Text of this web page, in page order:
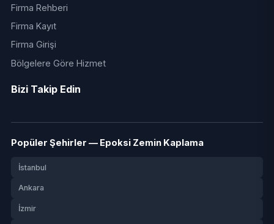
Firma Rehberi
Firma Kayıt
Firma Girişi
Bölgelere Göre Hizmet
Bizi Takip Edin
Popüler Şehirler — Epoksi Zemin Kaplama
İstanbul
Ankara
İzmir